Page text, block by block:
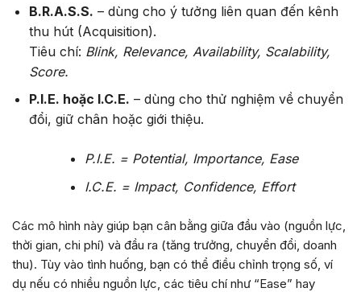
B.R.A.S.S. – dùng cho ý tưởng liên quan đến kênh
thu hút (Acquisition).
Tiêu chí: Blink, Relevance, Availability, Scalability,
Score.
P.I.E. hoặc I.C.E. – dùng cho thử nghiệm về chuyển
đổi, giữ chân hoặc giới thiệu.
P.I.E. = Potential, Importance, Ease
I.C.E. = Impact, Confidence, Effort
Các mô hình này giúp bạn cân bằng giữa đầu vào (nguồn lực,
thời gian, chi phí) và đầu ra (tăng trưởng, chuyển đổi, doanh
thu). Tùy vào tình huống, bạn có thể điều chỉnh trọng số, ví
dụ nếu có nhiều nguồn lực, các tiêu chí như “Ease” hay